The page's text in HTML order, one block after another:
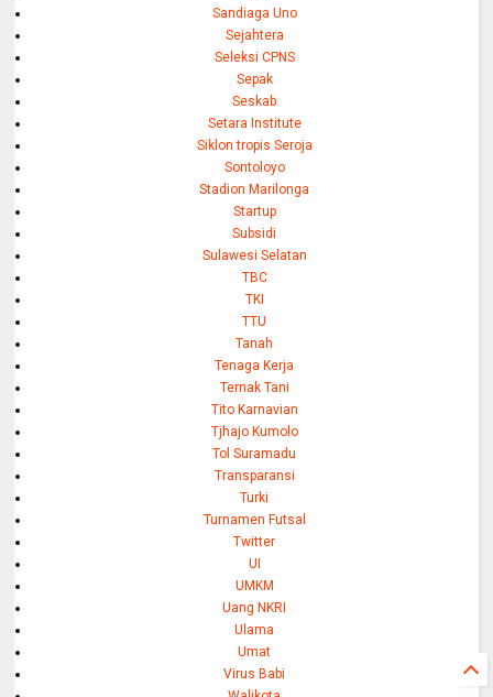
Sandiaga Uno
Sejahtera
Seleksi CPNS
Sepak
Seskab
Setara Institute
Siklon tropis Seroja
Sontoloyo
Stadion Marilonga
Startup
Subsidi
Sulawesi Selatan
TBC
TKI
TTU
Tanah
Tenaga Kerja
Ternak Tani
Tito Karnavian
Tjhajo Kumolo
Tol Suramadu
Transparansi
Turki
Turnamen Futsal
Twitter
UI
UMKM
Uang NKRI
Ulama
Umat
Virus Babi